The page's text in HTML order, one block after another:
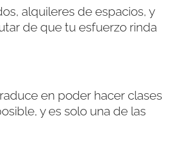
alquileres de espacios, y
de que tu esfuerzo rinda
en poder hacer clases
y es solo una de las